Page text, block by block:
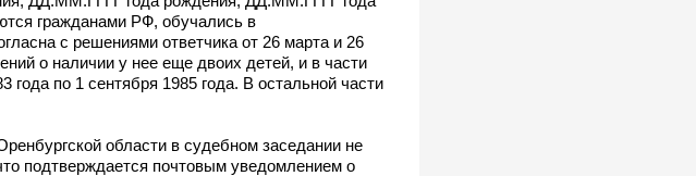
гражданами РФ, обучались в
с решениями ответчика от 26 марта и 26
о наличии у нее еще двоих детей, и в части
по 1 сентября 1985 года. В остальной части
области в судебном заседании не
подтверждается почтовым уведомлением о